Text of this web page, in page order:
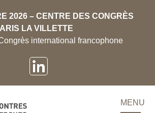
2026 – CENTRE DES CONGRÈS
LA VILLETTE
international francophone
MENU